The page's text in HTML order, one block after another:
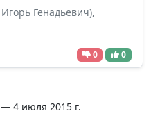
Генадьевич),
0 0
4 июля 2015 г.